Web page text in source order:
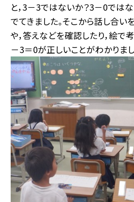
と，3－3ではないか？3－0では
でてきました。そこから話し合い
や，答えなどを確認したり，絵で
－3＝0が正しいことがわかりまし